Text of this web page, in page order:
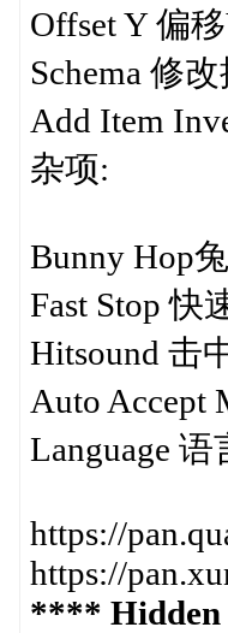
Offset Y 偏
Schema 修
Add Item
杂项:
Bunny Hop
Fast Stop 快
Hitsound 击
Auto Accept
Language
https://
https://
**** Hidden